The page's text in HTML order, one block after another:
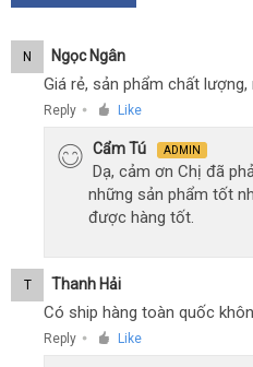
N Ngọc Ngân
Giá rẻ, sản phẩm chất
Reply ● Like
Cẩm Tú ADMIN
Dạ, cảm ơn Chị đã
những sản phẩm tốt
được hàng tốt.
T Thanh Hải
Có ship hàng toàn quốc
Reply ● Like